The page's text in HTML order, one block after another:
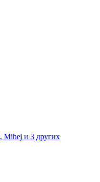
, Mihej и 3 других